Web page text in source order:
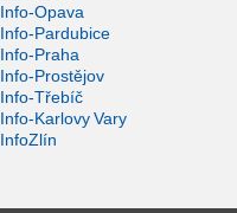
Info-Opava
Info-Pardubice
Info-Praha
Info-Prostějov
Info-Třebíč
Info-Karlovy Vary
InfoZlín